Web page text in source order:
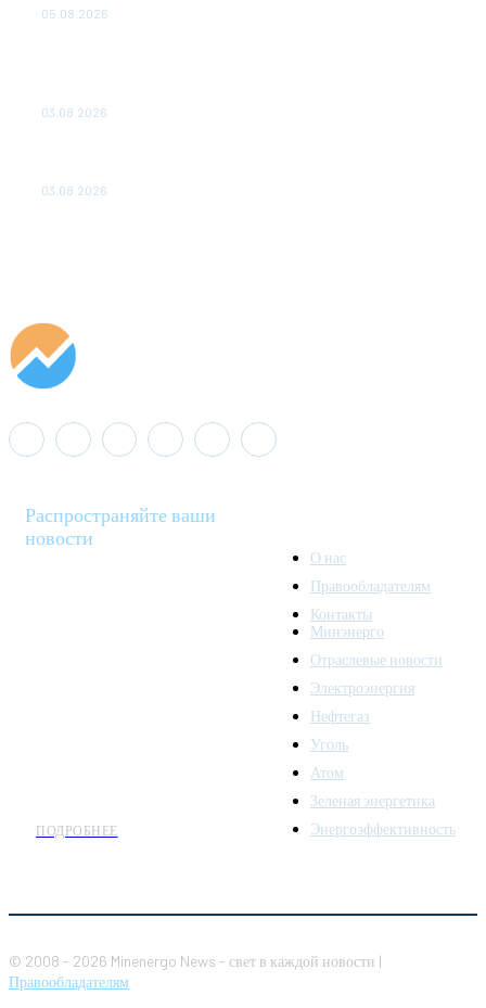
05.08.2026
03.08.2026
03.08.2026
Распространяйте ваши
новости
ПОДРОБНЕЕ
О нас
Правообладателям
Контакты
Минэнерго
Отраслевые новости
Электроэнергия
Нефтегаз
Уголь
Атом
Зеленая энергетика
Энергоэффективность
© 2008 - 2026 Minenergo News - свет в каждой новости |
Правообладателям